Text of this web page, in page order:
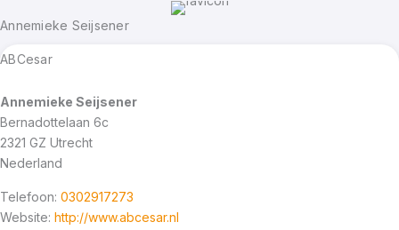
Annemieke Seijsener
ABCesar
Annemieke Seijsener
Bernadottelaan 6c
2321 GZ Utrecht
Nederland
Telefoon: 0302917273
Website: http://www.abcesar.nl